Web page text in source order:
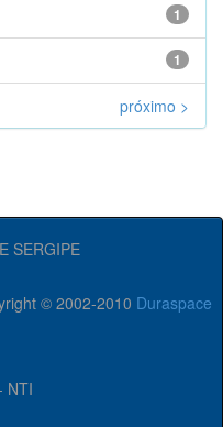
1
1
próximo >
SERGIPE
© 2002-2010 Duraspace
NTI